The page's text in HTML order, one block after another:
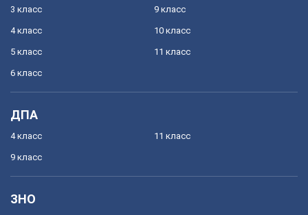
3 класс
4 класс
5 класс
6 класс
9 класс
10 класс
11 класс
ДПА
4 класс
9 класс
11 класс
ЗНО